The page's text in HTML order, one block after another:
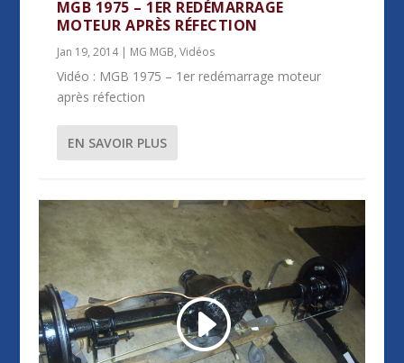
MGB 1975 – 1ER REDÉMARRAGE
MOTEUR APRÈS RÉFECTION
Jan 19, 2014| MG MGB, Vidéos
Vidéo : MGB 1975 – 1er redémarrage moteur
après réfection
EN SAVOIR PLUS